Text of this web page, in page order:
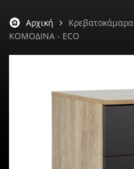
Αρχική Κρεβατοκάμαρα
ΚΟΜΟΔΙΝΑ - ECO